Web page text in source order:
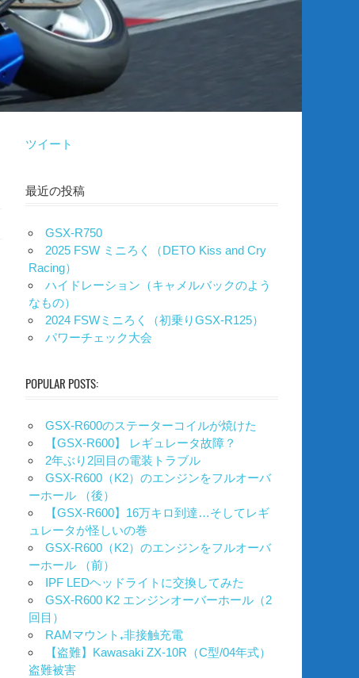
ツイート
最近の投稿
GSX-R750
2025 FSW ミニろく（DETO Kiss and Cry
Racing）
ハイドレーション（キャメルバックのよう
なもの）
2024 FSWミニろく（初乗りGSX-R125）
パワーチェック大会
POPULAR POSTS:
GSX-R600のステーターコイルが焼けた
【GSX-R600】 レギュレータ故障？
2年ぶり2回目の電装トラブル
GSX-R600（K2）のエンジンをフルオーバ
ーホール （後）
【GSX-R600】16万キロ到達…そしてレギ
ュレータが怪しいの巻
GSX-R600（K2）のエンジンをフルオーバ
ーホール （前）
IPF LEDヘッドライトに交換してみた
GSX-R600 K2 エンジンオーバーホール（2
回目）
RAMマウント₊非接触充電
【盗難】Kawasaki ZX-10R（C型/04年式）
盗難被害